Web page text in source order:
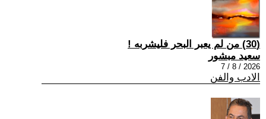
(30) من لم يعبر البحر فليشربه !
سعيد مبشور
2026 / 8 / 7
الادب والفن